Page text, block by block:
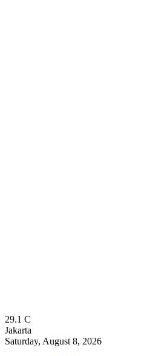
29.1 C
Jakarta
Saturday, August 8, 2026